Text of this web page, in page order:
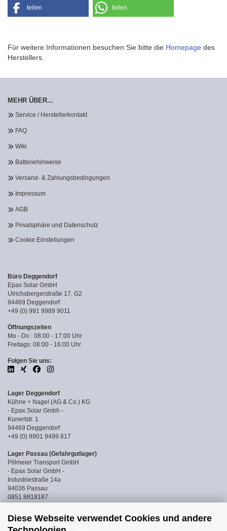
Diese Webseite verwendet Cookies und andere
teilen teilen
Für weitere Informationen besuchen Sie bitte die Homepage des
Herstellers.
MEHR ÜBER...
Service / Herstellerkontakt
FAQ
Wiki
Batteriehinweise
Versand- & Zahlungsbedingungen
Impressum
AGB
Privatsphäre und Datenschutz
Cookie Einstellungen
Büro Deggendorf
Epax Solar GmbH
Ulrichsbergerstraße 17, G2
94469 Deggendorf
+49 (0) 991 9989 9011
Öffnungszeiten
Mo - Do : 08:00 - 17:00 Uhr
Freitags: 08:00 - 16:00 Uhr
Folgen Sie uns:
Lager Deggendorf
Kühne + Nagel (AG & Co.) KG
- Epax Solar Gmbh -
Kunertstr. 1
94469 Deggendorf
+49 (0) 9901 9499 817
Lager Passau (Gefahrgutlager)
Pillmeier Transport GmbH
- Epax Solar GmbH -
Industriestraße 14a
94036 Passau
0851 8818187